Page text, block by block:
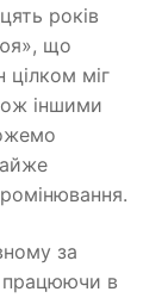
років
що
цілком міг
іншими
за
працюючи в